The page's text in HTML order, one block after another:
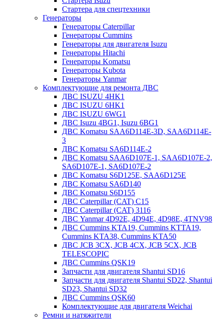
Стартера для спецтехники
Генераторы
Генераторы Caterpillar
Генераторы Cummins
Генераторы для двигателя Isuzu
Генераторы Hitachi
Генераторы Komatsu
Генераторы Kubota
Генераторы Yanmar
Комплектующие для ремонта ДВС
ДВС ISUZU 4HK1
ДВС ISUZU 6HK1
ДВС ISUZU 6WG1
ДВС Isuzu 4BG1, Isuzu 6BG1
ДВС Komatsu SAA6D114E-3D, SAA6D114E-
3
ДВС Komatsu SA6D114E-2
ДВС Komatsu SAA6D107E-1, SAA6D107E-2,
SA6D107E-1, SA6D107E-2
ДВС Komatsu S6D125E, SAA6D125E
ДВС Komatsu SA6D140
ДВС Komatsu S6D155
ДВС Caterpillar (CAT) C15
ДВС Caterpillar (CAT) 3116
ДВС Yanmar 4D92E, 4D94E, 4D98E, 4TNV98
ДВС Cummins KTA19, Cummins KTTA19,
Cummins KTA38, Cummins KTA50
ДВС JCB 3CX, JCB 4CX, JCB 5CX, JCB
TELESCOPIC
ДВС Cummins QSK19
Запчасти для двигателя Shantui SD16
Запчасти для двигателя Shantui SD22, Shantui
SD23, Shantui SD32
ДВС Cummins QSK60
Комплектующие для двигателя Weichai
Ремни и натяжители